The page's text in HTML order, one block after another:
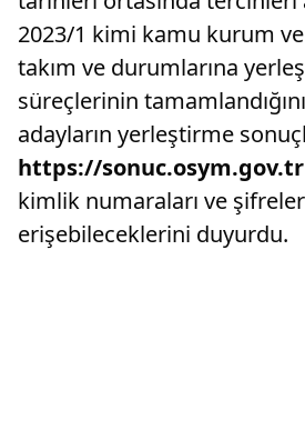
2023/1 kimi kamu kurum ve
takım ve durumlarına
süreçlerinin
adayların yerleştirme
https://sonuc.osym.gov.tr
kimlik numaraları ve
erişebileceklerini duyurdu.